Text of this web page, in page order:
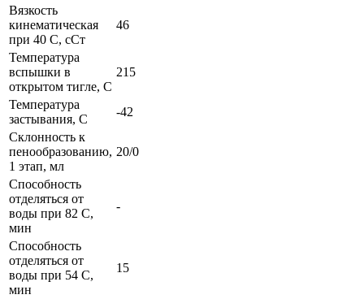
Вязкость
кинематическая
при 40 С, сСт
46
Температура
вспышки в
открытом тигле, С
215
Температура
застывания, С
-42
Склонность к
пенообразованию,
1 этап, мл
20/0
Способность
отделяться от
воды при 82 С,
мин
-
Способность
отделяться от
воды при 54 С,
мин
15